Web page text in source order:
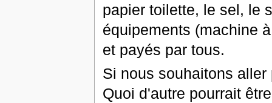
papier toilette, le sel, le
équipements (machine
et payés par tous.
Si nous souhaitons aller
Quoi d'autre pourrait